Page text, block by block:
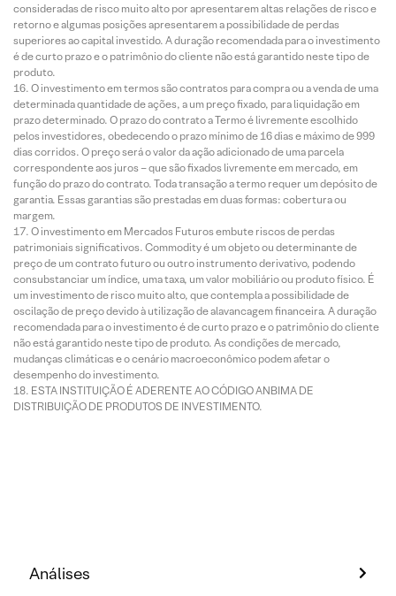
consideradas de risco muito alto por apresentarem altas relações de risco e
retorno e algumas posições apresentarem a possibilidade de perdas
superiores ao capital investido. A duração recomendada para o investimento
é de curto prazo e o patrimônio do cliente não está garantido neste tipo de
produto.
O investimento em termos são contratos para compra ou a venda de uma
determinada quantidade de ações, a um preço fixado, para liquidação em
prazo determinado. O prazo do contrato a Termo é livremente escolhido
pelos investidores, obedecendo o prazo mínimo de 16 dias e máximo de 999
dias corridos. O preço será o valor da ação adicionado de uma parcela
correspondente aos juros – que são fixados livremente em mercado, em
função do prazo do contrato. Toda transação a termo requer um depósito de
garantia. Essas garantias são prestadas em duas formas: cobertura ou
margem.
O investimento em Mercados Futuros embute riscos de perdas
patrimoniais significativos. Commodity é um objeto ou determinante de
preço de um contrato futuro ou outro instrumento derivativo, podendo
consubstanciar um índice, uma taxa, um valor mobiliário ou produto físico. É
um investimento de risco muito alto, que contempla a possibilidade de
oscilação de preço devido à utilização de alavancagem financeira. A duração
recomendada para o investimento é de curto prazo e o patrimônio do cliente
não está garantido neste tipo de produto. As condições de mercado,
mudanças climáticas e o cenário macroeconômico podem afetar o
desempenho do investimento.
ESTA INSTITUIÇÃO É ADERENTE AO CÓDIGO ANBIMA DE
DISTRIBUIÇÃO DE PRODUTOS DE INVESTIMENTO.
Análises